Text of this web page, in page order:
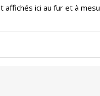
affichés ici au fur et à